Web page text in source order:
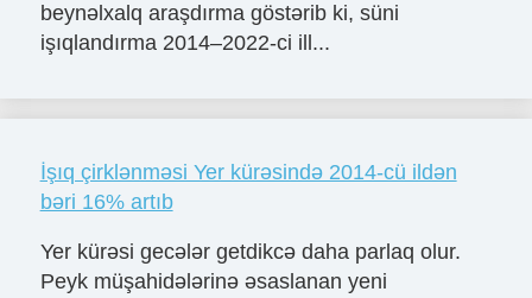
beynəlxalq araşdırma göstərib ki, süni
işıqlandırma 2014–2022-ci ill...
İşıq çirklənməsi Yer kürəsində 2014-cü ildən
bəri 16% artıb
Yer kürəsi gecələr getdikcə daha parlaq olur.
Peyk müşahidələrinə əsaslanan yeni